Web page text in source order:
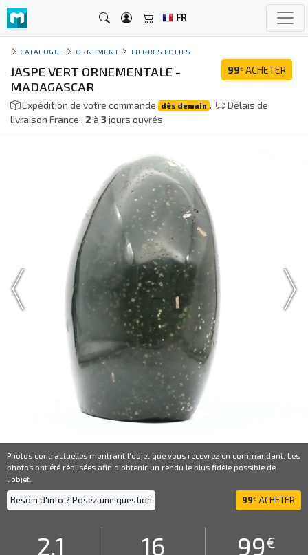
FR
CATALOGUE ORNEMENT PIERRES POLIES
99€ ACHETER
JASPE VERT ORNEMENTALE -
MADAGASCAR
Expédition de votre commande dès demain .
Délais de
livraison France : 2 à 3jours ouvrés
Photos contractuelles montrant l'objet que vous recevrez en commandant. Les
photos ont été réalisées afin d'obtenir un rendu le plus fidèle possible de
l'objet.
Besoin d'info ? Posez une question 99€ ACHETER
2.1 16 99€